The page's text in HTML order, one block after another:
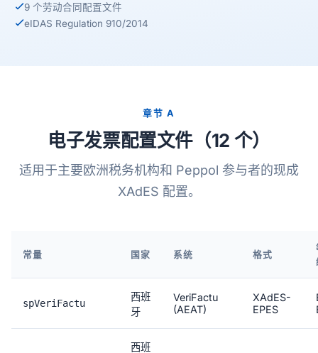
9 个劳动合同配置文件
eIDAS Regulation 910/2014
章节 A
电子发票配置文件（12 个）
适用于主要欧洲税务机构和 Peppol 参与者的现成
XAdES 配置。
常量 国家 系统 格式
spVeriFactu
西班
牙
VeriFactu
(AEAT)
XAdES-
EPES
西班